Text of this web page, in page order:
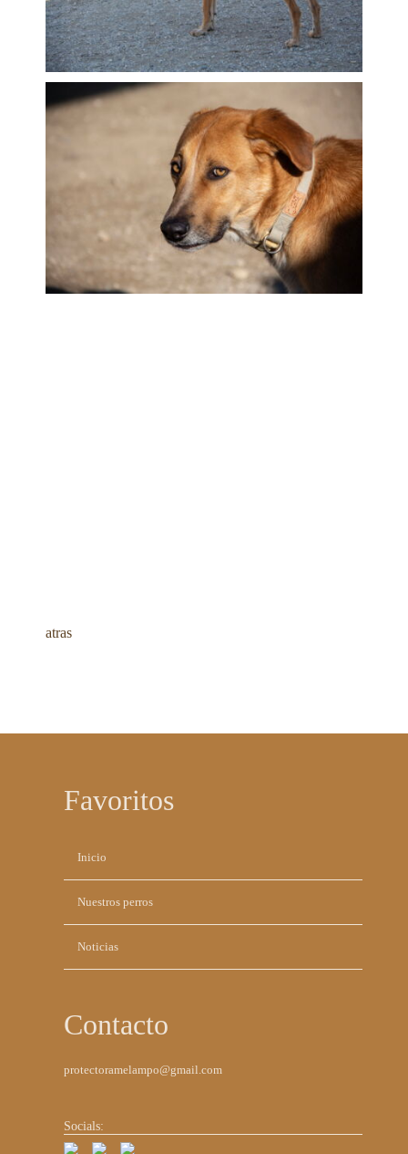
atras
Favoritos
navegación
Inicio
Nuestros perros
Noticias
Contacto
protectoramelampo@gmail.com
Socials: